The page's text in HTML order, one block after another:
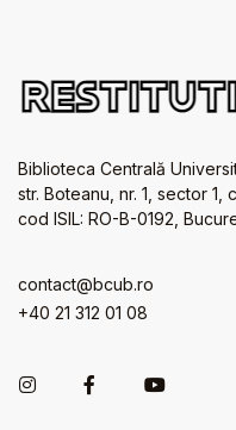
Biblioteca Centrală
str. Boteanu, nr. 1, sector 1,
cod ISIL: RO-B-0192,
contact@bcub.ro
+40 21 312 01 08